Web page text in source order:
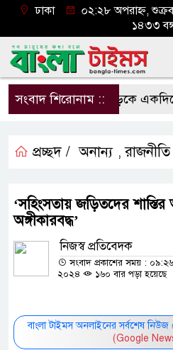
ঢাকা
০২:২৮ অপরাহ্ন,
১৪৩৩
সংবাদ শিরোনাম ::সড়কে একদিনে
প্রচ্ছদ / অনান্য ,রাজনীতি
‘সহিংসতায় জড়িতদের
অঙ্গীকারবদ্ধ’
নিজস্ব প্রতিবেদক
সংবাদ প্রকাশের সময় :
২০২৪
১৬০ বার পড়া হয়েছে
বাংলা টাইমস অনলাইনের সর্বশেষ
(Google